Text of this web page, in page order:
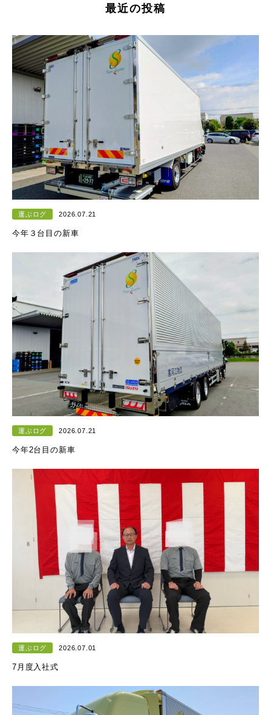
最近の投稿
運ぶログ 2026.07.21
今年３台目の新車
運ぶログ 2026.07.21
今年2台目の新車
運ぶログ 2026.07.01
7月度入社式